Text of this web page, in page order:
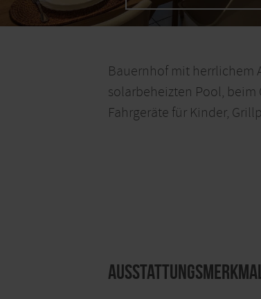
Bauernhof mit herrlichem
solarbeheizten Pool, beim
Fahrgeräte für Kinder,